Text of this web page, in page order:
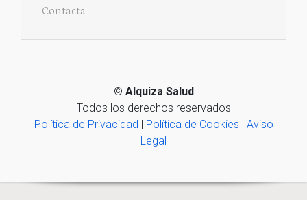
Contacta
© Alquiza Salud
Todos los derechos reservados
Política de Privacidad | Política de Cookies | Aviso
Legal